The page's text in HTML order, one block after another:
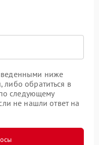
ниже
обратиться в
следующему
не нашли ответ на